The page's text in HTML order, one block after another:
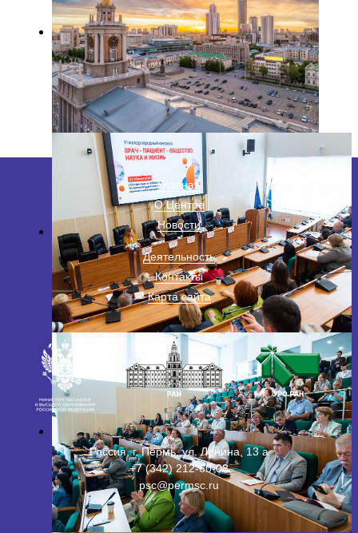
Главная
О Центре
Новости
Деятельность
Контакты
Карта сайта
Россия, г. Пермь, ул. Ленина, 13 а
+7 (342) 212-60-08
psc@permsc.ru